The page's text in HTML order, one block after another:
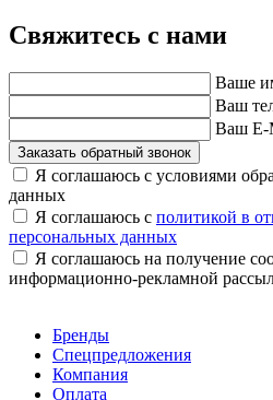
Свяжитесь с нами
Ваше
Ваш
Ваш E-
Заказать обратный звонок
Я соглашаюсь с условиями
данных
Я соглашаюсь с политикой в
персональных данных
Я соглашаюсь на получение
информационно-рекламной
Бренды
Спецпредложения
Компания
Оплата